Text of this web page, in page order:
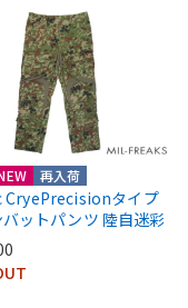
再入荷
CryePrecisionタイプ
ットパンツ 陸自迷彩